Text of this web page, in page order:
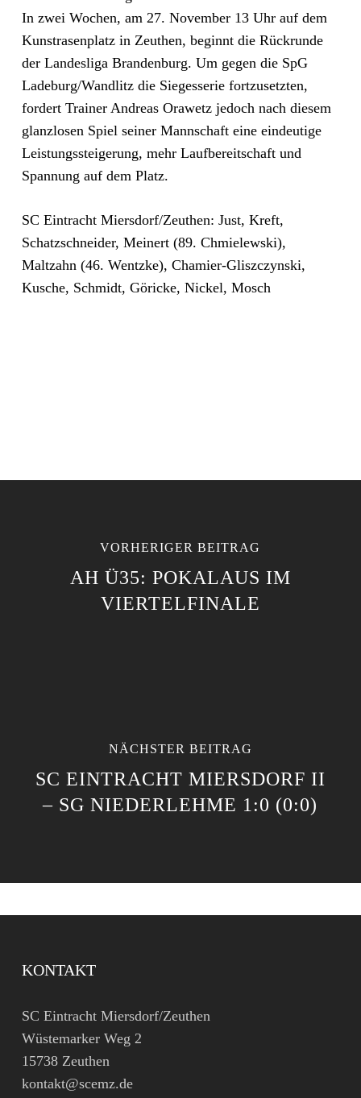
In zwei Wochen, am 27. November 13 Uhr auf dem
Kunstrasenplatz in Zeuthen, beginnt die Rückrunde
der Landesliga Brandenburg. Um gegen die SpG
Ladeburg/Wandlitz die Siegesserie fortzusetzten,
fordert Trainer Andreas Orawetz jedoch nach diesem
glanzlosen Spiel seiner Mannschaft eine eindeutige
Leistungssteigerung, mehr Laufbereitschaft und
Spannung auf dem Platz.
SC Eintracht Miersdorf/Zeuthen: Just, Kreft,
Schatzschneider, Meinert (89. Chmielewski),
Maltzahn (46. Wentzke), Chamier-Gliszczynski,
Kusche, Schmidt, Göricke, Nickel, Mosch
VORHERIGER BEITRAG
AH Ü35: POKALAUS IM
VIERTELFINALE
NÄCHSTER BEITRAG
SC EINTRACHT MIERSDORF II
– SG NIEDERLEHME 1:0 (0:0)
KONTAKT
SC Eintracht Miersdorf/Zeuthen
Wüstemarker Weg 2
15738 Zeuthen
kontakt@scemz.de